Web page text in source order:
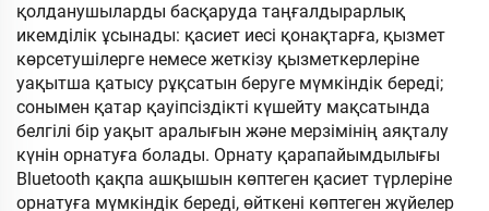
қолданушыларды басқаруда таңғалдырарлық
икемділік ұсынады: қасиет иесі қонақтарға, қызмет
көрсетушілерге немесе жеткізу қызметкерлеріне
уақытша қатысу рұқсатын беруге мүмкіндік береді;
сонымен қатар қауіпсіздікті күшейту мақсатында
белгілі бір уақыт аралығын және мерзімінің аяқталу
күнін орнатуға болады. Орнату қарапайымдылығы
Bluetooth қақпа ашқышын көптеген қасиет түрлеріне
орнатуға мүмкіндік береді, өйткені көптеген жүйелер